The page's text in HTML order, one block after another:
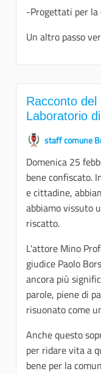
-Progettati per
Un altro passo
Racconto
Laboratorio
staff comune
Domenica 25
bene confiscato.
e cittadine,
abbiamo vissuto
riscatto.
L'attore Mino
giudice Paolo
ancora più
parole, piene di
risuonato come
Anche questo
per ridare vita a
bene per la